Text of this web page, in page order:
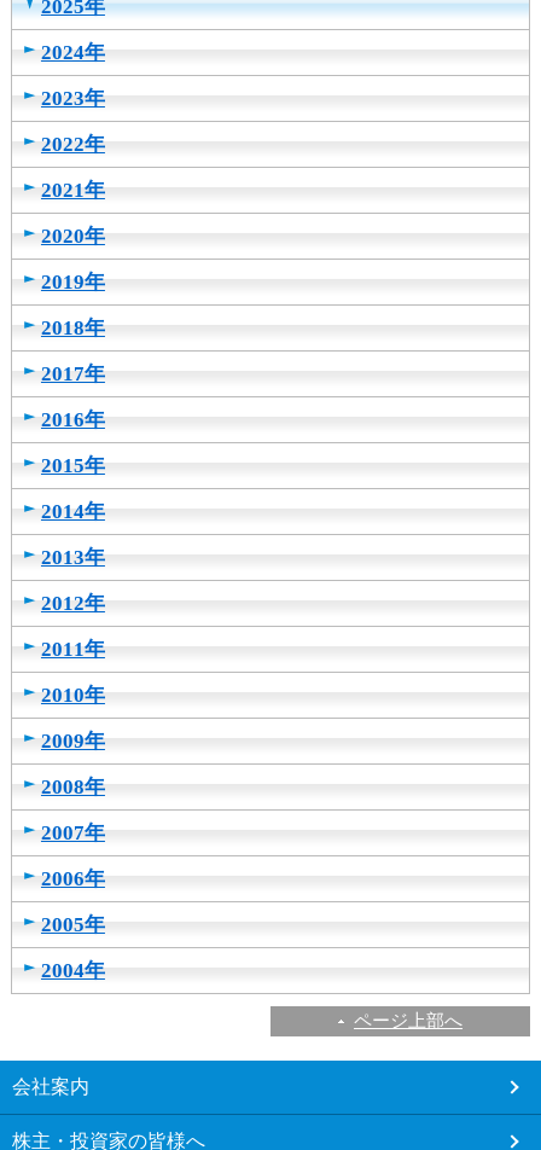
2025年
2024年
2023年
2022年
2021年
2020年
2019年
2018年
2017年
2016年
2015年
2014年
2013年
2012年
2011年
2010年
2009年
2008年
2007年
2006年
2005年
2004年
ページ上部へ
こ
会社案内
株主・投資家の皆様へ